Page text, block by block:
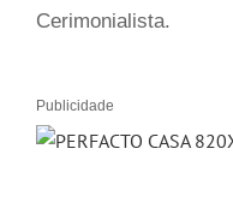
Cerimonialista.
Publicidade